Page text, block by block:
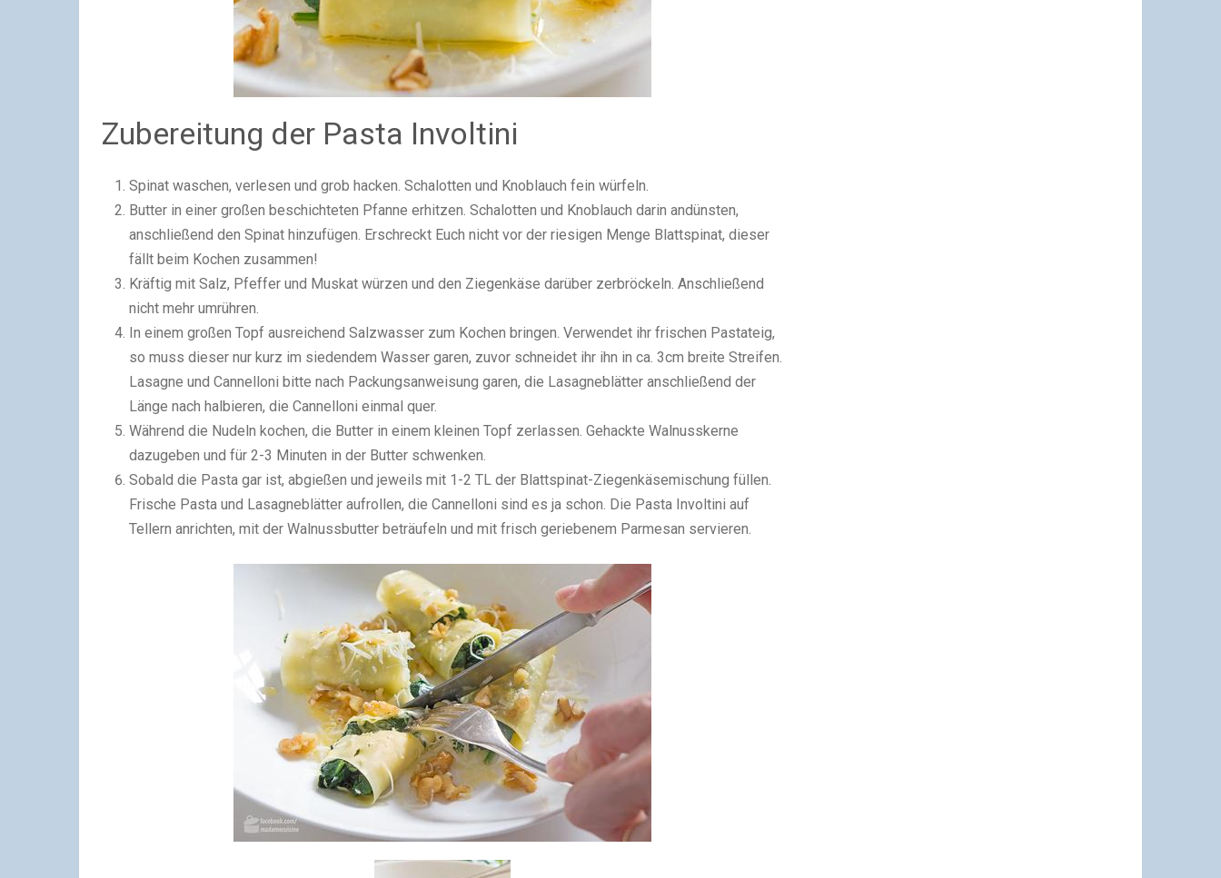
Zubereitung der Pasta Involtini
Spinat waschen, verlesen und grob hacken. Schalotten und Knoblauch fein würfeln.
Butter in einer großen beschichteten Pfanne erhitzen. Schalotten und Knoblauch darin andünsten,
anschließend den Spinat hinzufügen. Erschreckt Euch nicht vor der riesigen Menge Blattspinat, dieser
fällt beim Kochen zusammen!
Kräftig mit Salz, Pfeffer und Muskat würzen und den Ziegenkäse darüber zerbröckeln. Anschließend
nicht mehr umrühren.
In einem großen Topf ausreichend Salzwasser zum Kochen bringen. Verwendet ihr frischen Pastateig,
so muss dieser nur kurz im siedendem Wasser garen, zuvor schneidet ihr ihn in ca. 3cm breite Streifen.
Lasagne und Cannelloni bitte nach Packungsanweisung garen, die Lasagneblätter anschließend der
Länge nach halbieren, die Cannelloni einmal quer.
Während die Nudeln kochen, die Butter in einem kleinen Topf zerlassen. Gehackte Walnusskerne
dazugeben und für 2-3 Minuten in der Butter schwenken.
Sobald die Pasta gar ist, abgießen und jeweils mit 1-2 TL der Blattspinat-Ziegenkäsemischung füllen.
Frische Pasta und Lasagneblätter aufrollen, die Cannelloni sind es ja schon. Die Pasta Involtini auf
Tellern anrichten, mit der Walnussbutter beträufeln und mit frisch geriebenem Parmesan servieren.